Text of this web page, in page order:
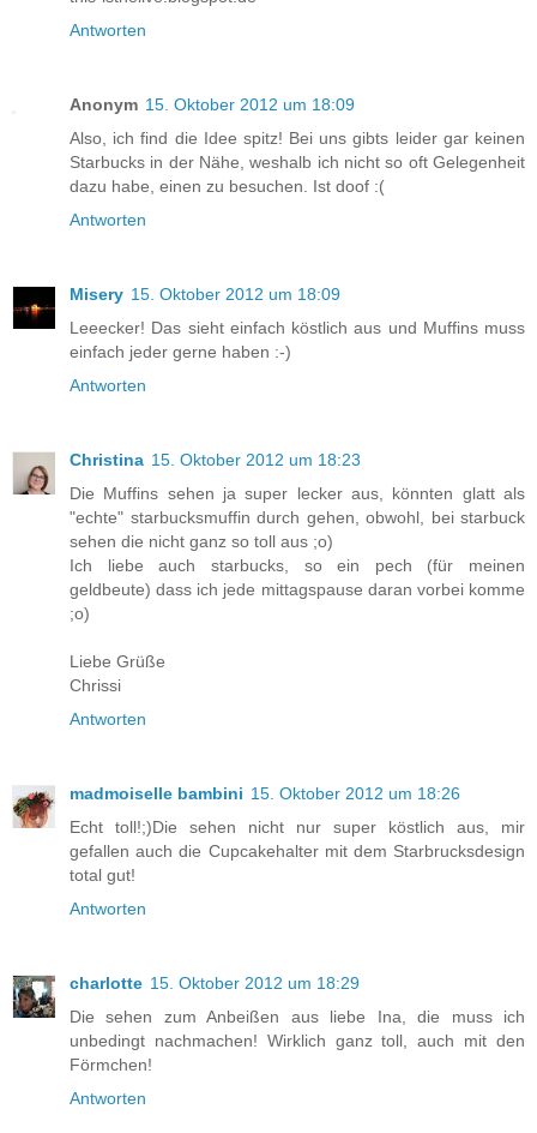
Antworten
Anonym 15. Oktober 2012 um 18:09
Also, ich find die Idee spitz! Bei uns gibts leider gar keinen
Starbucks in der Nähe, weshalb ich nicht so oft Gelegenheit
dazu habe, einen zu besuchen. Ist doof :(
Antworten
Misery 15. Oktober 2012 um 18:09
Leeecker! Das sieht einfach köstlich aus und Muffins muss
einfach jeder gerne haben :-)
Antworten
Christina 15. Oktober 2012 um 18:23
Die Muffins sehen ja super lecker aus, könnten glatt als
"echte" starbucksmuffin durch gehen, obwohl, bei starbuck
sehen die nicht ganz so toll aus ;o)
Ich liebe auch starbucks, so ein pech (für meinen
geldbeute) dass ich jede mittagspause daran vorbei komme
;o)
Liebe Grüße
Chrissi
Antworten
madmoiselle bambini 15. Oktober 2012 um 18:26
Echt toll!;)Die sehen nicht nur super köstlich aus, mir
gefallen auch die Cupcakehalter mit dem Starbrucksdesign
total gut!
Antworten
charlotte 15. Oktober 2012 um 18:29
Die sehen zum Anbeißen aus liebe Ina, die muss ich
unbedingt nachmachen! Wirklich ganz toll, auch mit den
Förmchen!
Antworten